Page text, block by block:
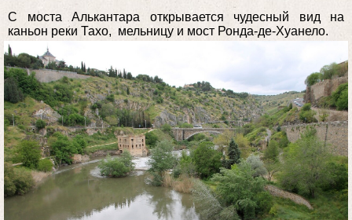
С моста Алькантара открывается чудесный вид на
каньон реки Тахо, мельницу и мост Ронда-де-Хуанело.